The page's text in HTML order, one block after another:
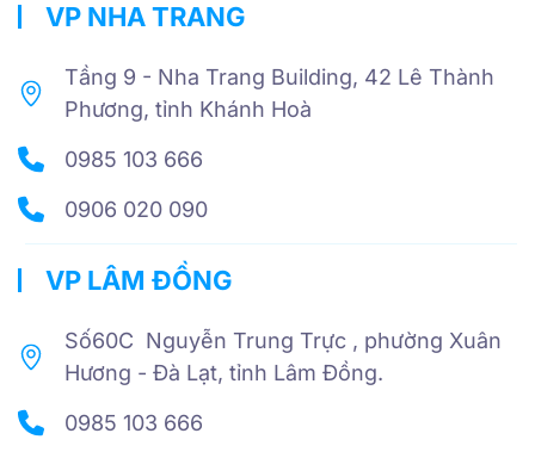
VP NHA TRANG
Tầng 9 - Nha Trang Building, 42 Lê Thành
Phương, tỉnh Khánh Hoà
0985 103 666
0906 020 090
VP LÂM ĐỒNG
Số60C Nguyễn Trung Trực , phường Xuân
Hương - Đà Lạt, tỉnh Lâm Đồng.
0985 103 666